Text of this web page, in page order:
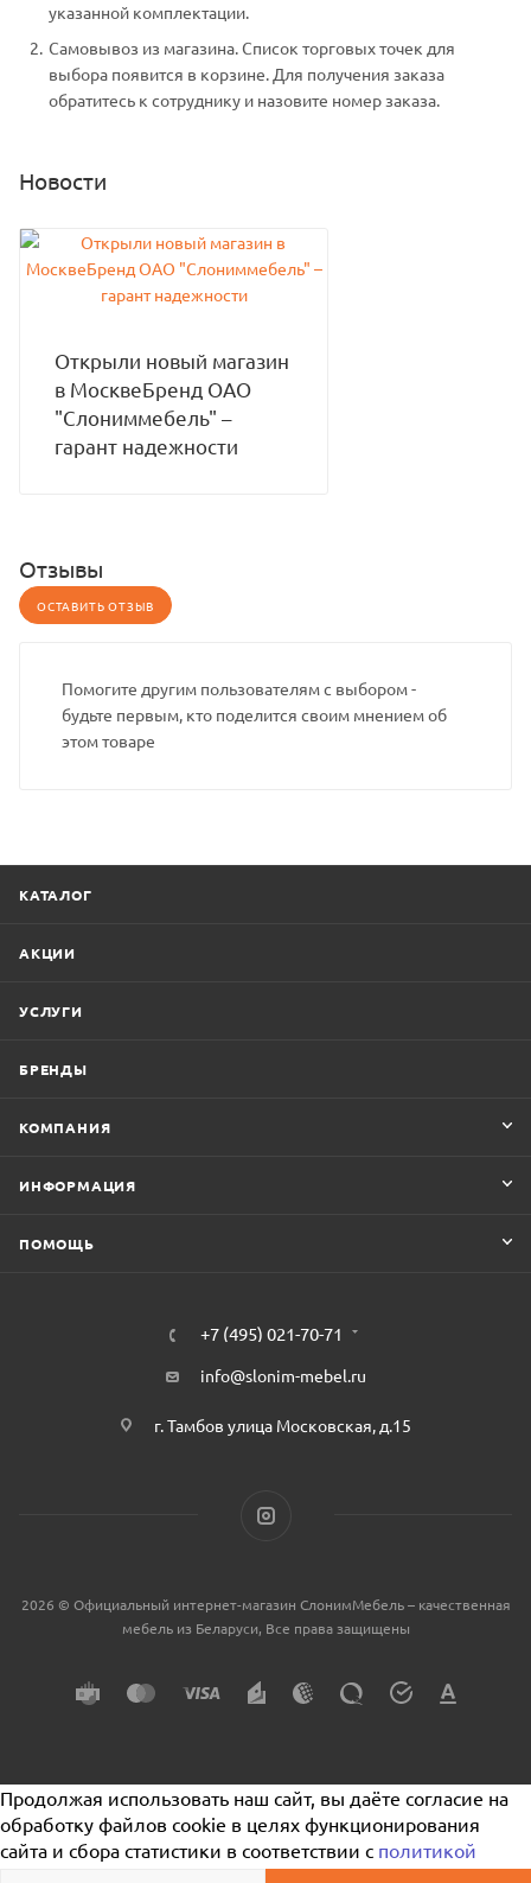
указанной комплектации.
Самовывоз из магазина. Список торговых точек для
выбора появится в корзине. Для получения заказа
обратитесь к сотруднику и назовите номер заказа.
Новости
Открыли новый магазин
в МосквеБренд ОАО
"Слониммебель" –
гарант надежности
Отзывы
ОСТАВИТЬ ОТЗЫВ
Помогите другим пользователям с выбором -
будьте первым, кто поделится своим мнением об
этом товаре
КАТАЛОГ
АКЦИИ
УСЛУГИ
БРЕНДЫ
КОМПАНИЯ
ИНФОРМАЦИЯ
ПОМОЩЬ
+7 (495) 021-70-71
info@slonim-mebel.ru
г. Тамбов улица Московская, д.15
2026 © Официальный интернет-магазин СлонимМебель – качественная
мебель из Беларуси, Все права защищены
Продолжая использовать наш сайт, вы даёте согласие на
обработку файлов cookie в целях функционирования
сайта и сбора статистики в соответствии с политикой